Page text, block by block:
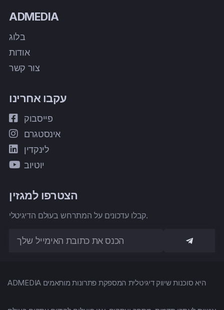
ADMEDIA
בלוג
אודות
צור קשר
עקבו אחרינו
פייסבוק
אינסטגרם
לינקדין
יוטיוב
הצטרפו למגזין
קבלו עדכונים על המתרחש בעולם הדיגיטלי.
ADMEDIA היא סוכנות שיווק דיגיטלית המספקת פתרונות מותאמים